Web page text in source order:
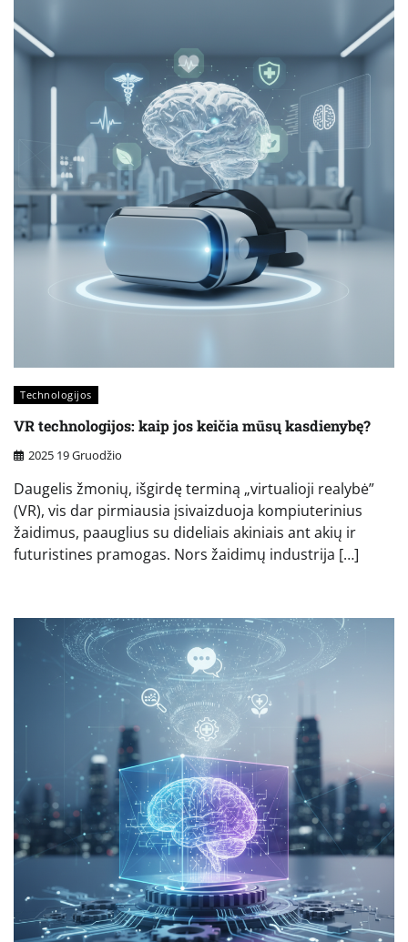
Technologijos
VR technologijos: kaip jos keičia mūsų kasdienybę?
2025 19 Gruodžio
Daugelis žmonių, išgirdę terminą „virtualioji realybė”
(VR), vis dar pirmiausia įsivaizduoja kompiuterinius
žaidimus, paauglius su dideliais akiniais ant akių ir
futuristines pramogas. Nors žaidimų industrija […]